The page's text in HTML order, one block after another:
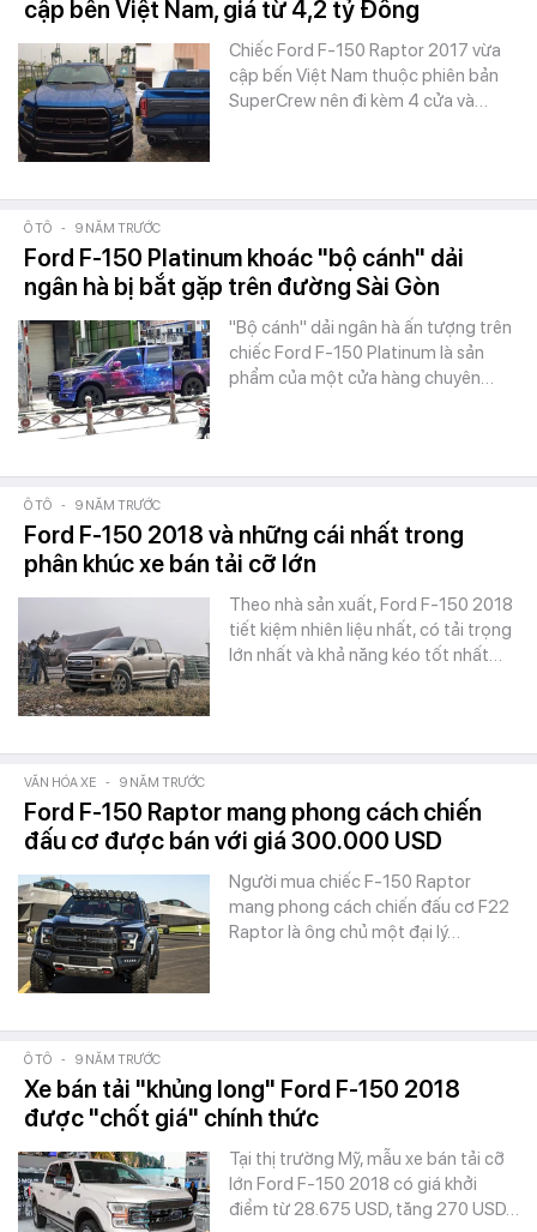
cập bến Việt Nam, giá từ 4,2 tỷ Đồng
Chiếc Ford F-150 Raptor 2017 vừa
cập bến Việt Nam thuộc phiên bản
SuperCrew nên đi kèm 4 cửa và…
Ô TÔ - 9 NĂM TRƯỚC
Ford F-150 Platinum khoác "bộ cánh" dải
ngân hà bị bắt gặp trên đường Sài Gòn
"Bộ cánh" dải ngân hà ấn tượng trên
chiếc Ford F-150 Platinum là sản
phẩm của một cửa hàng chuyên…
Ô TÔ - 9 NĂM TRƯỚC
Ford F-150 2018 và những cái nhất trong
phân khúc xe bán tải cỡ lớn
Theo nhà sản xuất, Ford F-150 2018
tiết kiệm nhiên liệu nhất, có tải trọng
lớn nhất và khả năng kéo tốt nhất…
VĂN HÓA XE - 9 NĂM TRƯỚC
Ford F-150 Raptor mang phong cách chiến
đấu cơ được bán với giá 300.000 USD
Người mua chiếc F-150 Raptor
mang phong cách chiến đấu cơ F22
Raptor là ông chủ một đại lý…
Ô TÔ - 9 NĂM TRƯỚC
Xe bán tải "khủng long" Ford F-150 2018
được "chốt giá" chính thức
Tại thị trường Mỹ, mẫu xe bán tải cỡ
lớn Ford F-150 2018 có giá khởi
điểm từ 28.675 USD, tăng 270 USD…